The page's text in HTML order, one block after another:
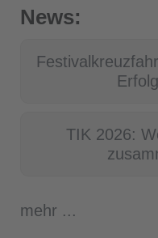
News:
TIK 2026:
mehr ...